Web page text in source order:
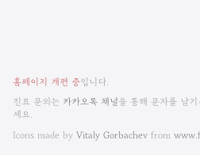
비
엠
한
홈페이지 개편 중입니다.
진료 문의는 카카오톡 채널을 통해 문자를 남기
세요.
Icons made by Vitaly Gorbachev from